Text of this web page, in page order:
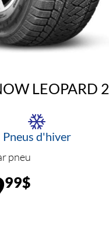
LEOPARD 2
Pneus d'hiver
pneu
99$